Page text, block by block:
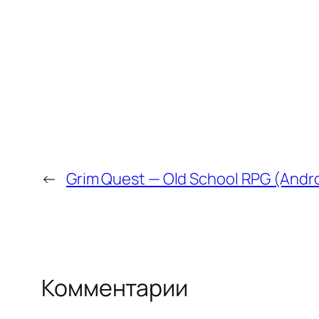
← Grim Quest — Old School RPG
Комментарии